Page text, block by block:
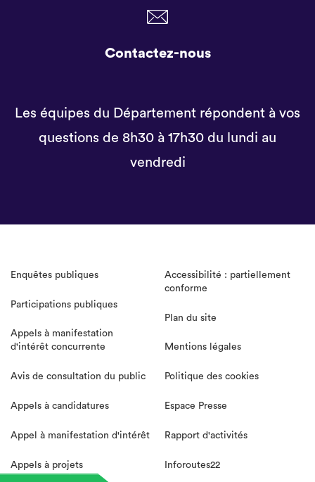
Contactez-nous
Les équipes du Département répondent à vos
questions de 8h30 à 17h30 du lundi au
vendredi
Enquêtes publiques
Participations publiques
Appels à manifestation
d'intérêt concurrente
Avis de consultation du public
Appels à candidatures
Appel à manifestation d'intérêt
Appels à projets
Accessibilité : partiellement
conforme
Plan du site
Mentions légales
Politique des cookies
Espace Presse
Rapport d'activités
Inforoutes22